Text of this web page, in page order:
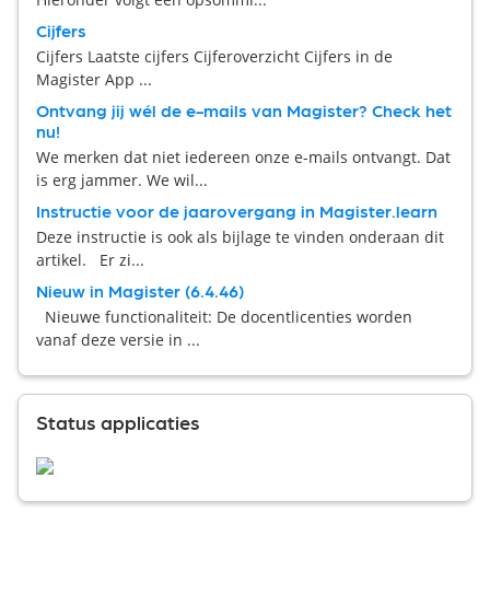
Cijfers
Cijfers Laatste cijfers Cijferoverzicht Cijfers in de
Magister App ...
Ontvang jij wél de e-mails van Magister? Check het
nu!
We merken dat niet iedereen onze e-mails ontvangt. Dat
is erg jammer. We wil...
Instructie voor de jaarovergang in Magister.learn
Deze instructie is ook als bijlage te vinden onderaan dit
artikel. Er zi...
Nieuw in Magister (6.4.46)
Nieuwe functionaliteit: De docentlicenties worden
vanaf deze versie in ...
Status applicaties